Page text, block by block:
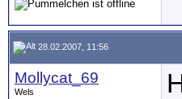
28.02.2007, 11:56
Mollycat_69
Wels